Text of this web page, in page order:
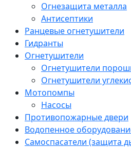
Огнезащита металла
Антисептики
Ранцевые огнетушители
Гидранты
Огнетушители
Огнетушители
Огнетушители
Мотопомпы
Насосы
Противопожарные двери
Водопенное
Самоспасатели (защита